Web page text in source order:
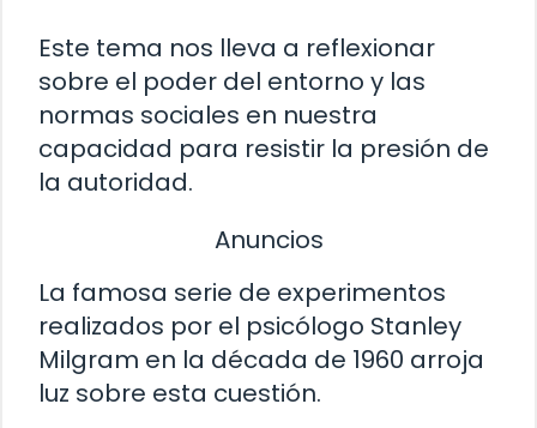
Este tema nos lleva a reflexionar
sobre el poder del entorno y las
normas sociales en nuestra
capacidad para resistir la presión de
la autoridad.
Anuncios
La famosa serie de experimentos
realizados por el psicólogo Stanley
Milgram en la década de 1960 arroja
luz sobre esta cuestión.